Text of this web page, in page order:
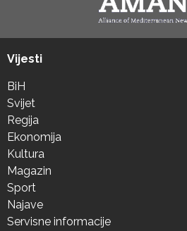
Vijesti
BiH
Svijet
Regija
Ekonomija
Kultura
Magazin
Sport
Najave
Servisne informacije